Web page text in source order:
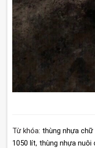
Từ khóa: thùng nhựa
1050 lít, thùng nhựa nuôi